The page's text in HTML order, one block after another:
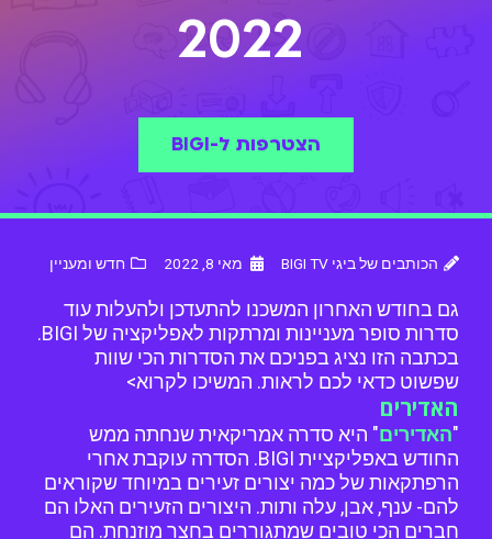
2022
הצטרפות ל-BIGI
הכותבים של ביגי BIGI TV מאי 8, 2022 חדש ומעניין
גם בחודש האחרון המשכנו להתעדכן ולהעלות עוד
סדרות סופר מעניינות ומרתקות לאפליקציה של BIGI.
בכתבה הזו נציג בפניכם את הסדרות הכי שוות
שפשוט כדאי לכם לראות. המשיכו לקרוא>
האדירים
"האדירים" היא סדרה אמריקאית שנחתה ממש
החודש באפליקציית BIGI. הסדרה עוקבת אחרי
הרפתקאות של כמה יצורים זעירים במיוחד שקוראים
להם- ענף, אבן, עלה ותות. היצורים הזעירים האלו הם
חברים הכי טובים שמתגוררים בחצר מוזנחת. הם